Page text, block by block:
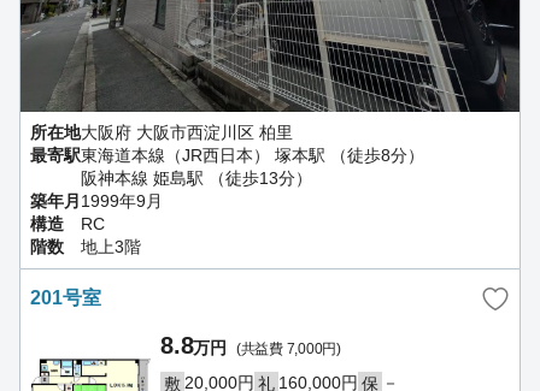
所在地大阪府 大阪市西淀川区 柏里
最寄駅東海道本線（JR西日本） 塚本駅 （徒歩8分）
阪神本線 姫島駅 （徒歩13分）
築年月1999年9月
構造
RC
階数
地上3階
201号室
8.8万円 (共益費 7,000円)
敷 20,000円 礼 160,000円 保 －